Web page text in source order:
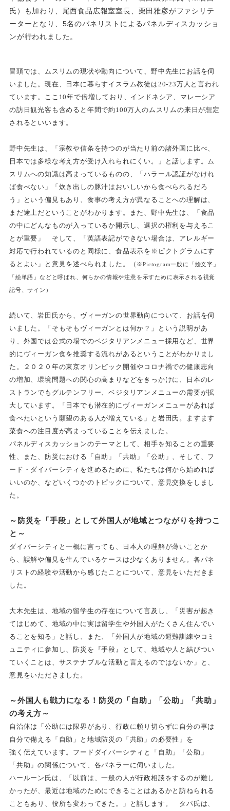
氏）も加わり、尾西食品広報室室長、栗田雅彦がファシリテ
ーターとなり、5名のパネリストによるパネルディスカッショ
ンが行われました。
冒頭では、ムスリムの現状や動向について、野中先生にお話を伺
いました。現在、日本に暮らすイスラム教徒は20-23万人と言われ
ています。ここ10年で倍増しており、インドネシア、マレーシア
の訪日観光客も含めると年間で約100万人のムスリムの来日が想定
されるといいます。
野中先生は、「宗教や信条を持つのが当たり前の諸外国に比べ、
日本では多様な考え方が受け入れられにくい。」と話します。ム
スリムへの知識は高まっているものの、「ハラール認証がなけれ
ば食べない」「炊き出しの豚汁はおいしいから食べられるだろ
う」という偏見もあり、食事の考え方が異なることへの理解は、
まだ途上だということがわかります。また、野中先生は、「食品
の中にどんなものが入っているか開示し、選択の権利を与えるこ
とが重要」 そして、「英語表記ができない場合は、アレルギー
対応で行われているのと同様に、食品表示を※ピクトグラムにす
るとよい」と意見を述べられました。（ ※Pictogram一般に「絵文字」
「絵単語」などと呼ばれ、何らかの情報や注意を示すために表示される視覚
記号、サイン）
続いて、岩田氏から、ヴィーガンの世界動向について、お話を伺
いました。「そもそもヴィーガンとは何か？」という説明があ
り、外国では公式の場でのベジタリアンメニュー採用など、世界
的にヴィーガン食を推奨する流れがあるということがわかりまし
た。２０２０年の東京オリンピック開催やコロナ禍での健康志向
の増加、環境問題への関心の高まりなどをきっかけに、日本のレ
ストランでもグルテンフリー、ベジタリアンメニューの需要が拡
大しています。「日本でも潜在的にヴィーガンメニューがあれば
食べたいという願望のある人が増えている」と岩田氏。ますます
菜食への注目度が高まっていることを伝えました。
パネルディスカッションのテーマとして、相手を知ることの重要
性、また、防災における「自助」「共助」「公助」、そして、フ
ード・ダイバーシティを進めるために、私たちは何から始めれば
いいのか、などいくつかのトピックについて、意見交換をしまし
た。
～防災を「手段」として外国人が地域とつながりを持つこ
と～
ダイバーシティと一概に言っても、日本人の理解が薄いことか
ら、誤解や偏見を生んでいるケースは少なくありません。 各パネ
リストの経験や活動から感じたことについて、意見をいただきま
した。
大木先生は、地域の留学生の存在について言及し、「災害が起き
てはじめて、地域の中に実は留学生や外国人がたくさん住んでい
ることを知る」と話し、また、「外国人が地域の避難訓練やコミ
ュニティに参加し、防災を『手段』として、地域や人と結びつい
ていくことは、サステナブルな活動と言えるのではないか」と、
意見をいただきました。
～外国人も戦力になる！防災の「自助」「公助」「共助」
の考え方～
自治体は「公助には限界があり、行政に頼り切らずに自分の事は
自分で備える「自助」と地域防災の「共助」の必要性」を
強く伝えています。フードダイバーシティと「自助」「公助」
「共助」の関係について、各パネラーに伺いました。
ハールーン氏は、「以前は、一般の人が行政相談をするのが難し
かったが、最近は地域のためにできることはあるかと訪ねられる
こともあり、役所も変わってきた。」と話します。 タパ氏は、